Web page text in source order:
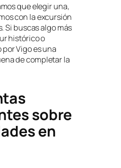
que elegir una,
con la excursión
Si buscas algo más
histórico o
Vigo es una
de completar la
sobre
en